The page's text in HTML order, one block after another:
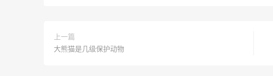
上一篇
大熊猫是几级保护动物